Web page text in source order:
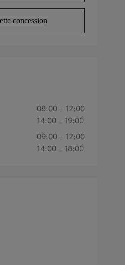
concession
in new tab)
08:00 - 12:00
14:00 - 19:00
09:00 - 12:00
14:00 - 18:00